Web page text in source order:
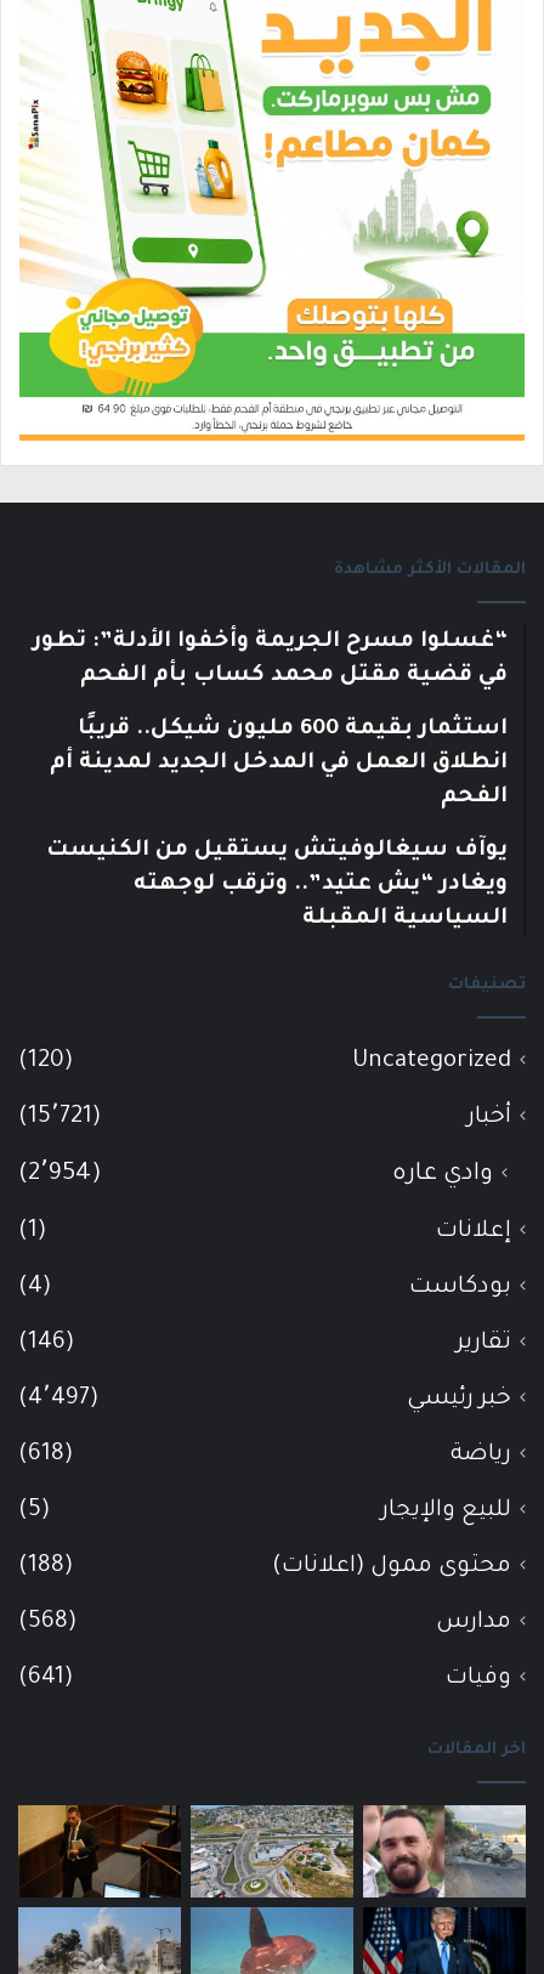
المقالات الأكثر مشاهدة
“غسلوا مسرح الجريمة وأخفوا الأدلة”: تطور
في قضية مقتل محمد كساب بأم الفحم
استثمار بقيمة 600 مليون شيكل.. قريبًا
انطلاق العمل في المدخل الجديد لمدينة أم
الفحم
يوآف سيغالوفيتش يستقيل من الكنيست
ويغادر “يش عتيد”.. وترقب لوجهته
السياسية المقبلة
تصنيفات
Uncategorized
(120)
أخبار (15٬721)
وادي عاره (2٬954)
إعلانات (1)
بودكاست (4)
تقارير (146)
خبر رئيسي (4٬497)
رياضة (618)
للبيع والإيجار (5)
محتوى ممول (اعلانات) (188)
مدارس (568)
وفيات (641)
اخر المقالات